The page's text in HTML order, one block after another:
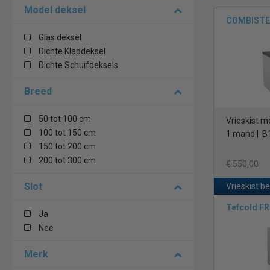
Model deksel
Glas deksel
Dichte Klapdeksel
Dichte Schuifdeksels
Breed
50 tot 100 cm
100 tot 150 cm
150 tot 200 cm
200 tot 300 cm
Slot
Ja
Nee
Merk
Vrieskisten
verkrijgbaar
Vrieskisten
bewaren van
Vrieskoffers
klanten. Het
temperatuur
Ongeacht de
omgeving.
Het kiezen
kwaliteit van
bij het
Vrieskist
1 mand |
€ 550,00
Vrieskist
Tefcold